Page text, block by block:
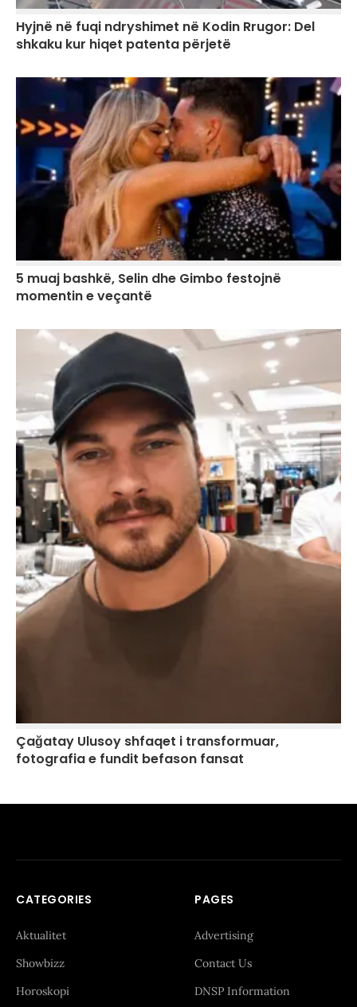
Hyjnë në fuqi ndryshimet në Kodin Rrugor: Del
shkaku kur hiqet patenta përjetë
5 muaj bashkë, Selin dhe Gimbo festojnë
momentin e veçantë
Çağatay Ulusoy shfaqet i transformuar,
fotografia e fundit befason fansat
CATEGORIES
Aktualitet
Showbizz
Horoskopi
PAGES
Advertising
Contact Us
DNSP Information